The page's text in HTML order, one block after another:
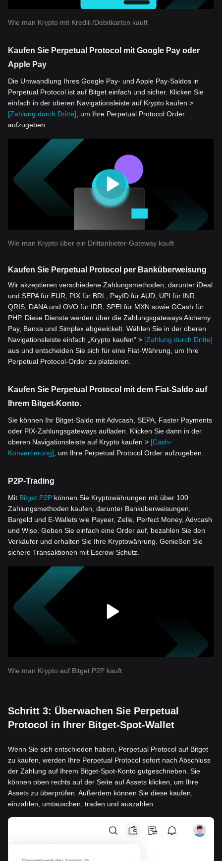
Wie man Krypto mit Kredit-/Debitkarten kauft
Kaufen Sie Perpetual Protocol mit Google Pay oder
Apple Pay
Die Umwandlung Ihres Google Pay- und Apple Pay-Saldos in
Perpetual Protocol ist auf Bitget einfach und sicher. Klicken Sie
einfach in der oberen Navigationsleiste auf Krypto kaufen >
[Zahlung durch Dritte], um Ihre Perpetual Protocol Order
aufzugeben.
Wie man Krypto über ein Drittanbieter-Gateway kauft
Kaufen Sie Perpetual Protocol per Banküberweisung
Wir akzeptieren verschiedene Zahlungsmethoden, darunter iDeal
und SEPA für EUR, PIX für BRL, PayID für AUD, UPI für INR,
QRIS, DANA und OVO für IDR, SPEI für MXN sowie GCash für
PHP. Diese Dienste werden über die Zahlungsgateways Alchemy
Pay, Banxa und Simplex abgewickelt. Wählen Sie in der oberen
Navigationsleiste einfach „Krypto kaufen“ > [Zahlung durch Dritte]
aus und entscheiden Sie sich für eine Fiat-Währung, um Ihre
Perpetual Protocol-Order zu platzieren.
Kaufen Sie Perpetual Protocol mit dem Fiat-Saldo auf
Ihrem Bitget-Konto.
Sie können Ihr Bitget-Saldo mit Advcash, SEPA, Faster Payments
oder PIX-Zahlungsgateways aufladen. Klicken Sie dann in der
oberen Navigationsleiste auf Krypto kaufen > [Cash-
Konvertierung], um Ihre Perpetual Protocol Order aufzugeben.
P2P-Trading
Mit Bitget P2P können Sie Kryptowährungen mit über 100
Zahlungsmethoden kaufen, darunter Banküberweisungen,
Bargeld und E-Wallets wie Payeer, Zelle, Perfect Money, Advcash
und Wise. Geben Sie einfach eine Order auf, bezahlen Sie den
Verkäufer und erhalten Sie Ihre Kryptowährung. Genießen Sie
sichere Transaktionen mit Escrow-Schutz.
Wie man Krypto auf Bitget P2P kauft
Schritt 3: Überwachen Sie Perpetual
Protocol in Ihrer Bitget-Spot-Wallet
Wenn Sie sich entschieden haben, Perpetual Protocol auf Bitget
zu kaufen, werden Ihre Perpetual Protocol sofort nach Abschluss
der Zahlung auf Ihrem Bitget-Spot-Konto gutgeschrieben. Sie
können oben rechts auf der Seite auf Assets klicken, um Ihre
Assets zu überprüfen. Außerdem können Sie diese kaufen,
einzahlen, umtauschen, traden und auszahlen.